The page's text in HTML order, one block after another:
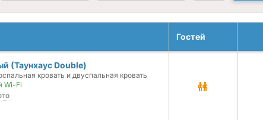
Гостей
(Таунхаус Double)
кровать и двуспальная кровать
Wi-Fi